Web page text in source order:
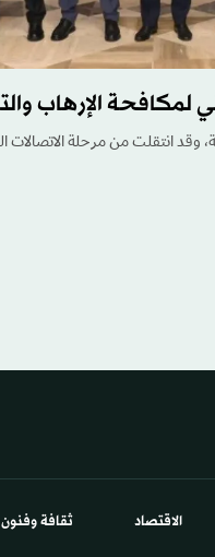
لمكافحة الإرهاب
وقد انتقلت من مرحلة الاتصالات
الاقتصاد ثقافة وفنون